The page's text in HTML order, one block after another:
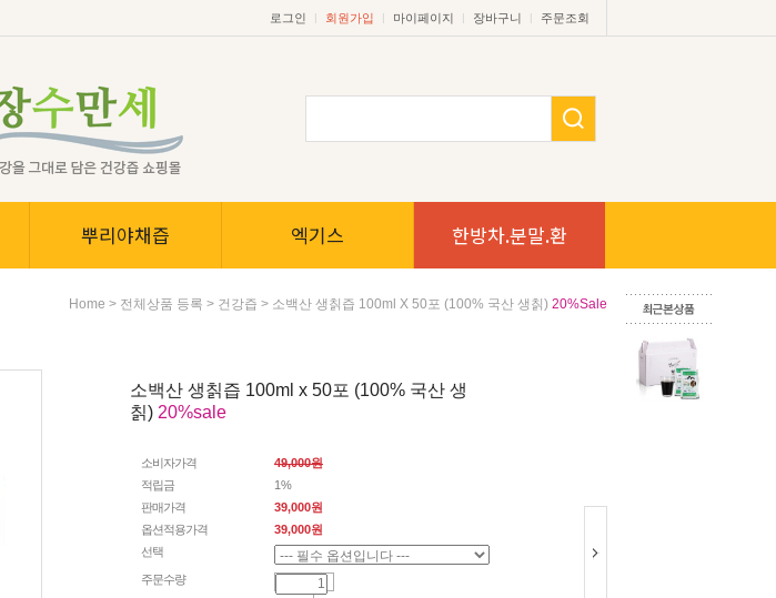
로그인 | 회원가입 | 마이페이지 | 장바구니 | 주문조회
뿌리야채즙 엑기스 한방차.분말.환
Home > 전체상품 등록 > 건강즙 > 소백산 생칡즙 100ml X 50포 (100% 국산 생칡) 20%sale
소백산 생칡즙 100ml x 50포 (100% 국산 생
칡) 20%sale
소비자가격
49,000원
적립금
1%
판매가격
39,000원
옵션적용가격
39,000원
선택
주문수량